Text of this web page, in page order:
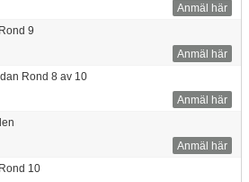
Anmäl här
9
Anmäl här
Rond 8 av 10
Anmäl här
Anmäl här
10